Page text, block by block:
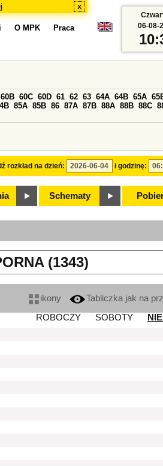
x
O MPK Praca
rozkład na dzień: i godzinę:
60B 60C 60D 61 62 63 64A 64B 65A
85A 85B 86 87A 87B 88A 88B 88C
Schematy
06-08-
(1343)
ikony
Tabliczka jak na
ROBOCZY
SOBOTY